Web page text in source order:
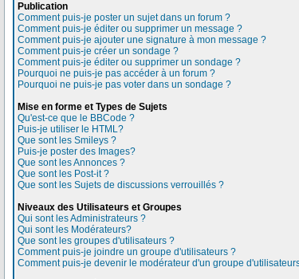
Publication
Comment puis-je poster un sujet dans un forum ?
Comment puis-je éditer ou supprimer un message ?
Comment puis-je ajouter une signature à mon message ?
Comment puis-je créer un sondage ?
Comment puis-je éditer ou supprimer un sondage ?
Pourquoi ne puis-je pas accéder à un forum ?
Pourquoi ne puis-je pas voter dans un sondage ?
Mise en forme et Types de Sujets
Qu'est-ce que le BBCode ?
Puis-je utiliser le HTML?
Que sont les Smileys ?
Puis-je poster des Images?
Que sont les Annonces ?
Que sont les Post-it ?
Que sont les Sujets de discussions verrouillés ?
Niveaux des Utilisateurs et Groupes
Qui sont les Administrateurs ?
Qui sont les Modérateurs?
Que sont les groupes d'utilisateurs ?
Comment puis-je joindre un groupe d'utilisateurs ?
Comment puis-je devenir le modérateur d'un groupe